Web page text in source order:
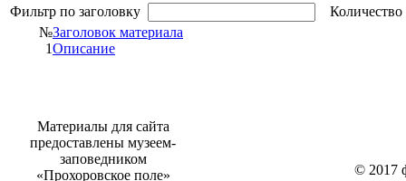
Фильтр по заголовку
№Заголовок материала
1Описание
Материалы для сайта
предоставлены музеем-
заповедником
«Прохоровское поле»
© 2017